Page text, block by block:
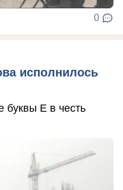
0
исполнилось
буквы Е в честь